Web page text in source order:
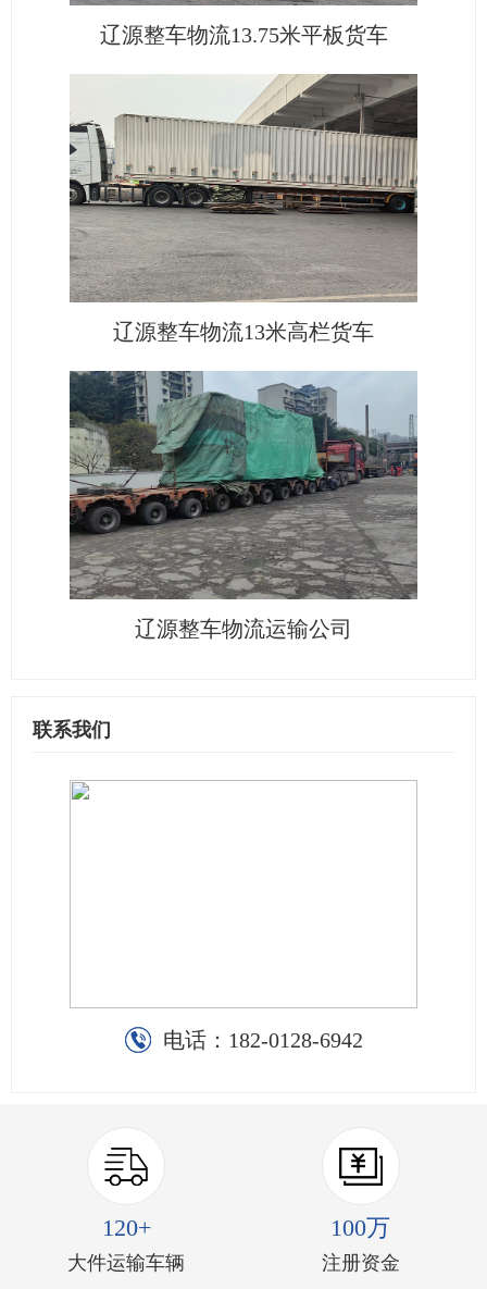
辽源整车物流13.75米平板货车
辽源整车物流13米高栏货车
辽源整车物流运输公司
联系我们
电话： 182-0128-6942
120+
大件运输车辆
100万
注册资金